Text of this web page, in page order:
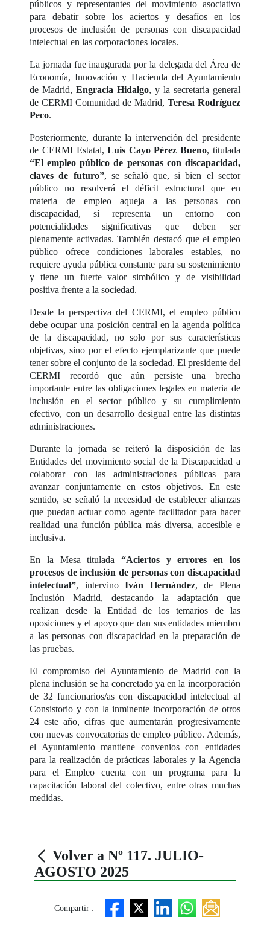
públicos y representantes del movimiento asociativo
para debatir sobre los aciertos y desafíos en los
procesos de inclusión de personas con discapacidad
intelectual en las corporaciones locales.
La jornada fue inaugurada por la delegada del Área de
Economía, Innovación y Hacienda del Ayuntamiento
de Madrid,Engracia Hidalgo, y la secretaria general
de CERMI Comunidad de Madrid, Teresa Rodríguez
Peco.
Posteriormente, durante la intervención del presidente
de CERMI Estatal,Luis Cayo Pérez Bueno, titulada
“El empleo público de personas con discapacidad,
claves de futuro”, se señaló que, si bien el sector
público no resolverá el déficit estructural que en
materia de empleo aqueja a las personas con
discapacidad, sí representa un entorno con
potencialidades significativas que deben ser
plenamente activadas. También destacó que el empleo
público ofrece condiciones laborales estables, no
requiere ayuda pública constante para su sostenimiento
y tiene un fuerte valor simbólico y de visibilidad
positiva frente a la sociedad.
Desde la perspectiva del CERMI, el empleo público
debe ocupar una posición central en la agenda política
de la discapacidad, no solo por sus características
objetivas, sino por el efecto ejemplarizante que puede
tener sobre el conjunto de la sociedad. El presidente del
CERMI recordó que aún persiste una brecha
importante entre las obligaciones legales en materia de
inclusión en el sector público y su cumplimiento
efectivo, con un desarrollo desigual entre las distintas
administraciones.
Durante la jornada se reiteró la disposición de las
Entidades del movimiento social de la Discapacidad a
colaborar con las administraciones públicas para
avanzar conjuntamente en estos objetivos. En este
sentido, se señaló la necesidad de establecer alianzas
que puedan actuar como agente facilitador para hacer
realidad una función pública más diversa, accesible e
inclusiva.
En la Mesa titulada “Aciertos y errores en los
procesos de inclusión de personas con discapacidad
intelectual”, intervinoIván Hernández, de Plena
Inclusión Madrid, destacando la adaptación que
realizan desde la Entidad de los temarios de las
oposiciones y el apoyo que dan sus entidades miembro
a las personas con discapacidad en la preparación de
las pruebas.
El compromiso del Ayuntamiento de Madrid con la
plena inclusión se ha concretado ya en la incorporación
de 32 funcionarios/as con discapacidad intelectual al
Consistorio y con la inminente incorporación de otros
24 este año, cifras que aumentarán progresivamente
con nuevas convocatorias de empleo público. Además,
el Ayuntamiento mantiene convenios con entidades
para la realización de prácticas laborales y la Agencia
para el Empleo cuenta con un programa para la
capacitación laboral del colectivo, entre otras muchas
medidas.
Volver a Nº 117. JULIO-
AGOSTO 2025
Compartir :